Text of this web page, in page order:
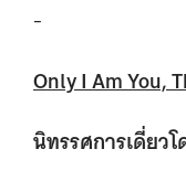
-
Only I Am You,
นิทรรศการเดี่ยว